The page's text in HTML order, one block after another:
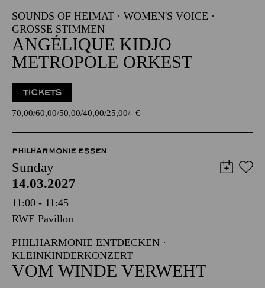
SOUNDS OF HEIMAT · WOMEN'S VOICE ·
GROSSE STIMMEN
ANGÉLIQUE KIDJO
METROPOLE ORKEST
TICKETS
70,00 60,00 50,00 40,00 25,00 - €
PHILHARMONIE ESSEN
Sunday
14.03.2027
11:00 - 11:45
RWE Pavillon
PHILHARMONIE ENTDECKEN ·
KLEINKINDERKONZERT
VOM WINDE VERWEHT